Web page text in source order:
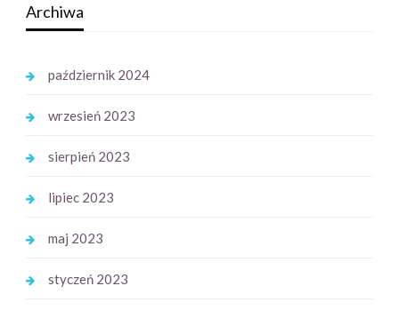
Archiwa
październik 2024
wrzesień 2023
sierpień 2023
lipiec 2023
maj 2023
styczeń 2023